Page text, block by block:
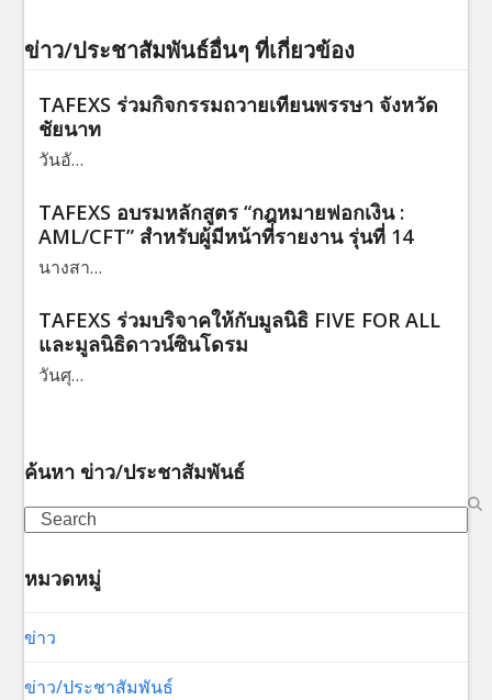
ข่าว/ประชาสัมพันธ์อื่นๆ ที่เกี่ยวข้อง
TAFEXS ร่วมกิจกรรมถวายเทียนพรรษา จังหวัด
ชัยนาท
วันอั…
TAFEXS อบรมหลักสูตร “กฎหมายฟอกเงิน :
AML/CFT” สำหรับผู้มีหน้าที่รายงาน รุ่นที่ 14
นางสา…
TAFEXS ร่วมบริจาคให้กับมูลนิธิ FIVE FOR ALL
และมูลนิธิดาวน์ซินโดรม
วันศุ…
ค้นหา ข่าว/ประชาสัมพันธ์
Search
หมวดหมู่
ข่าว
ข่าว/ประชาสัมพันธ์